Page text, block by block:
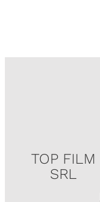
TOP FILM
SRL